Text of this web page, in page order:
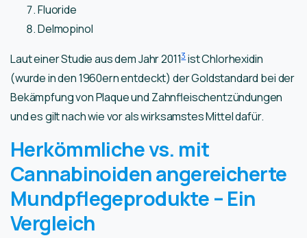
Fluoride
Delmopinol
Laut einer Studie aus dem Jahr 20113ist Chlorhexidin
(wurde in den 1960ern entdeckt) der Goldstandard bei der
Bekämpfung von Plaque und Zahnfleischentzündungen
und es gilt nach wie vor als wirksamstes Mittel dafür.
Herkömmliche vs. mit
Cannabinoiden angereicherte
Mundpflegeprodukte – Ein
Vergleich